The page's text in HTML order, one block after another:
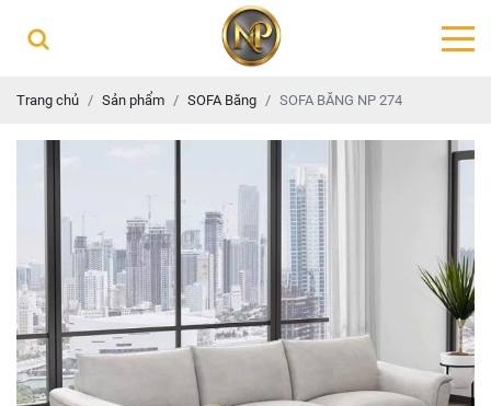
Trang chủ Sản phẩm SOFA Băng SOFA BĂNG NP 274